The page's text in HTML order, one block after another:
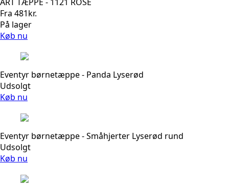
Fra 481kr.
På lager
Køb nu
Eventyr børnetæppe - Panda Lyserød
Udsolgt
Køb nu
Eventyr børnetæppe - Småhjerter Lyserød rund
Udsolgt
Køb nu